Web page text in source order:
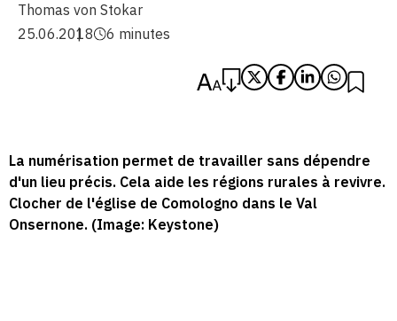
Thomas von Stokar
25.06.2018
6 minutes
La numérisation permet de travailler sans dépendre
d'un lieu précis. Cela aide les régions rurales à revivre.
Clocher de l'église de Comologno dans le Val
Onsernone. (Image: Keystone)